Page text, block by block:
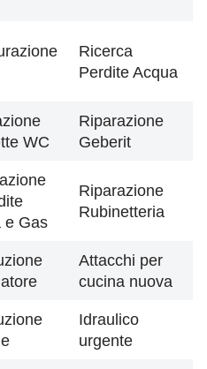
Ricerca
Perdite Acqua
WC
Riparazione
Geberit
e Gas
Riparazione
Rubinetteria
Attacchi per
cucina nuova
Idraulico
urgente